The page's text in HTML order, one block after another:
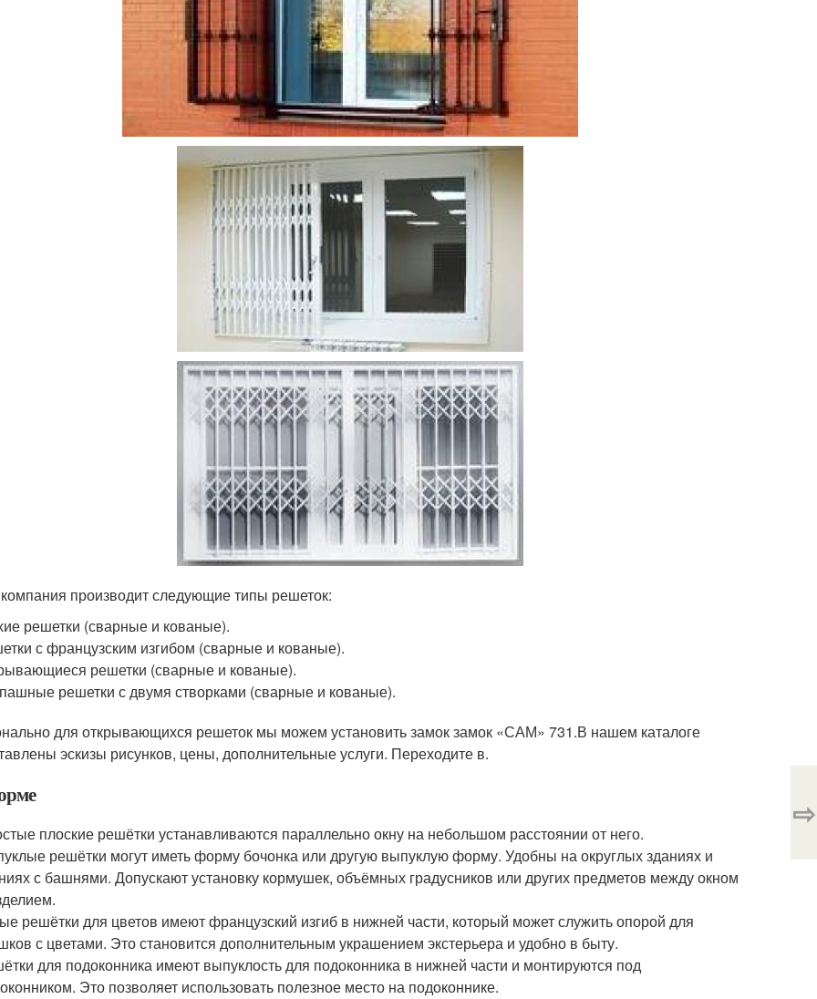
производит следующие типы решеток:
решетки (сварные и кованые).
с французским изгибом (сварные и кованые).
решетки (сварные и кованые).
решетки с двумя створками (сварные и кованые).
для открывающихся решеток мы можем установить замок замок «САМ» 731.В нашем каталоге
эскизы рисунков, цены, дополнительные услуги. Переходите в.
плоские решётки устанавливаются параллельно окну на небольшом расстоянии от него.
решётки могут иметь форму бочонка или другую выпуклую форму. Удобны на округлых зданиях и
с башнями. Допускают установку кормушек, объёмных градусников или других предметов между окном
решётки для цветов имеют французский изгиб в нижней части, который может служить опорой для
с цветами. Это становится дополнительным украшением экстерьера и удобно в быту.
для подоконника имеют выпуклость для подоконника в нижней части и монтируются под
Это позволяет использовать полезное место на подоконнике.
⇨